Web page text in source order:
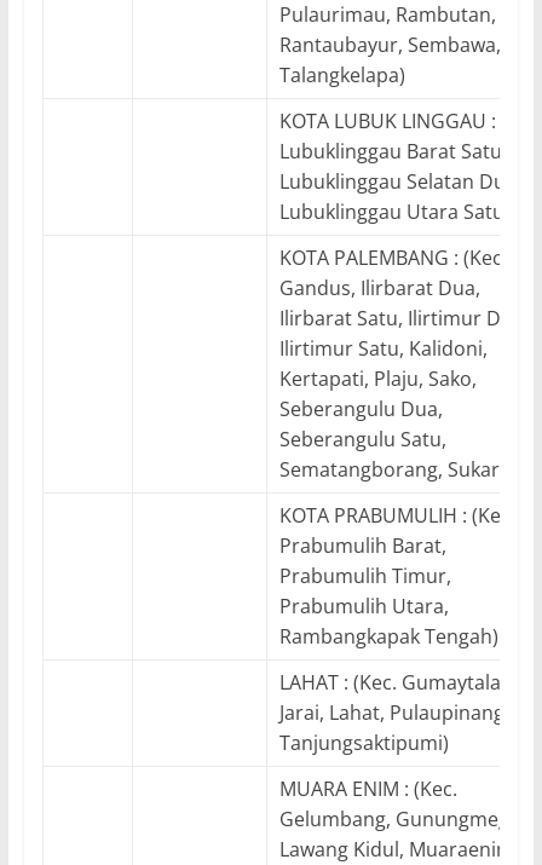
Pulaurimau, Rambutan,
Rantaubayur, Sembawa,
Talangkelapa)
KOTA LUBUK LINGGAU :
Lubuklinggau Barat Satu,
Lubuklinggau Selatan Dua,
Lubuklinggau Utara Satu)
KOTA PALEMBANG : (Kec.
Gandus, Ilirbarat Dua,
Ilirbarat Satu, Ilirtimur Dua,
Ilirtimur Satu, Kalidoni,
Kertapati, Plaju, Sako,
Seberangulu Dua,
Seberangulu Satu,
Sematangborang, Sukarami)
KOTA PRABUMULIH : (Kec.
Prabumulih Barat,
Prabumulih Timur,
Prabumulih Utara,
Rambangkapak Tengah)
LAHAT : (Kec. Gumaytalang,
Jarai, Lahat, Pulaupinang,
Tanjungsaktipumi)
MUARA ENIM : (Kec.
Gelumbang,
Lawang Kidul, Muaraenim,